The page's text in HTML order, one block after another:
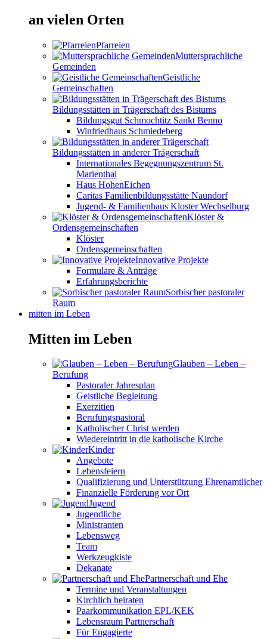
an vielen Orten
Pfarreien
Muttersprachliche
Gemeinden
Geistliche
Gemeinschaften
Bildungsstätten in Trägerschaft des Bistums
Bildungsgut Schmochtitz Sankt Benno
Winfriedhaus Schmiedeberg
Bildungsstätten in anderer Trägerschaft
Internationales Begegnungszentrum St.
Marienthal
Haus HohenEichen
Caritas Familienbildungsstätte Naundorf
Jugend- & Familienhaus Kloster Wechselburg
Klöster &
Ordensgemeinschaften
Klöster
Ordensgemeinschaften
Innovative Projekte
Formulare & Anträge
Erfahrungsberichte
Sorbischer pastoraler
Raum
mitten im Leben
Mitten im Leben
Glauben – Leben –
Berufung
Pastoraler Jahresplan
Geistliche Begleitung
Exerzitien
Berufungspastoral
Katholischer Christ werden
Wiedereintritt in die katholische Kirche
Kinder
Angebote
Lebensfeiern
Qualifizierung und Unterstützung Ehrenamtlicher
Finanzielle Förderung vor Ort
Jugend
Jugendliche
Ministranten
Lebensweg
Team
Werkzeugkiste
Dekanate
Partnerschaft und Ehe
Termine und Veranstaltungen
Kirchlich heiraten
Paarkommunikation EPL/KEK
Lebensraum Partnerschaft
Für Engagierte